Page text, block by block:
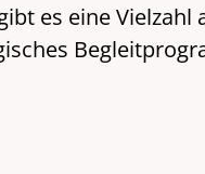
es eine